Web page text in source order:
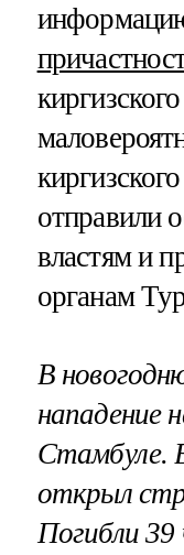
отправили
властям и
органам
В
нападение
Стамбуле.
открыл
Погибли 39